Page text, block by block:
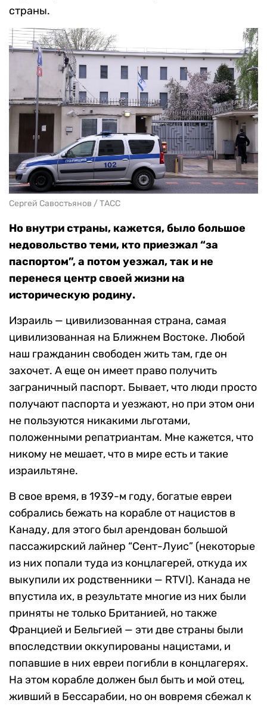
страны.
Сергей Савостьянов / ТАСС
Но внутри страны, кажется, было большое
недовольство теми, кто приезжал “за
паспортом”, а потом уезжал, так и не
перенеся центр своей жизни на
историческую родину.
Израиль — цивилизованная страна, самая
цивилизованная на Ближнем Востоке. Любой
наш гражданин свободен жить там, где он
захочет. А еще он имеет право получить
заграничный паспорт. Бывает, что люди просто
получают паспорта и уезжают, но при этом они
не пользуются никакими льготами,
положенными репатриантам. Мне кажется, что
никому не мешает, что в мире есть и такие
израильтяне.
В свое время, в 1939-м году, богатые евреи
собрались бежать на корабле от нацистов в
Канаду, для этого был арендован большой
пассажирский лайнер “Сент-Луис” (некоторые
из них попали туда из концлагерей, откуда их
выкупили их родственники — RTVI). Канада не
впустила их, в результате многие из них были
приняты не только Британией, но также
Францией и Бельгией — эти две страны были
впоследствии оккупированы нацистами, и
попавшие в них евреи погибли в концлагерях.
На этом корабле должен был быть и мой отец,
живший в Бессарабии, но он вовремя сбежал к